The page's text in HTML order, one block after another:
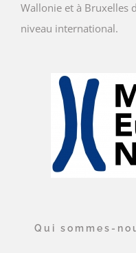
Wallonie et à Bruxelles
niveau international.
Qui sommes-